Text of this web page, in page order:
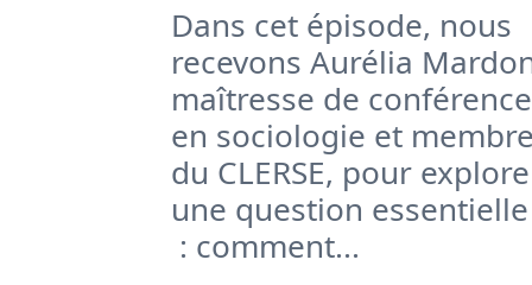
Dans cet épisode, nous
recevons Aurélia
maîtresse de
en sociologie et
du CLERSE, pour
une question essentielle
: comment...